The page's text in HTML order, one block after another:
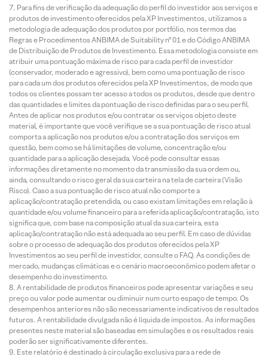
Para fins de verificação da adequação do perfil do investidor aos serviços e
produtos de investimento oferecidos pela XP Investimentos, utilizamos a
metodologia de adequação dos produtos por portfólio, nos termos das
Regras e Procedimentos ANBIMA de Suitability nº 01 e do Código ANBIMA
de Distribuição de Produtos de Investimento. Essa metodologia consiste em
atribuir uma pontuação máxima de risco para cada perfil de investidor
(conservador, moderado e agressivo), bem como uma pontuação de risco
para cada um dos produtos oferecidos pela XP Investimentos, de modo que
todos os clientes possam ter acesso a todos os produtos, desde que dentro
das quantidades e limites da pontuação de risco definidas para o seu perfil.
Antes de aplicar nos produtos e/ou contratar os serviços objeto deste
material, é importante que você verifique se a sua pontuação de risco atual
comporta a aplicação nos produtos e/ou a contratação dos serviços em
questão, bem como se há limitações de volume, concentração e/ou
quantidade para a aplicação desejada. Você pode consultar essas
informações diretamente no momento da transmissão da sua ordem ou,
ainda, consultando o risco geral da sua carteira na tela de carteira (Visão
Risco). Caso a sua pontuação de risco atual não comporte a
aplicação/contratação pretendida, ou caso existam limitações em relação à
quantidade e/ou volume financeiro para a referida aplicação/contratação, isto
significa que, com base na composição atual da sua carteira, esta
aplicação/contratação não está adequada ao seu perfil. Em caso de dúvidas
sobre o processo de adequação dos produtos oferecidos pela XP
Investimentos ao seu perfil de investidor, consulte o FAQ. As condições de
mercado, mudanças climáticas e o cenário macroeconômico podem afetar o
desempenho do investimento.
A rentabilidade de produtos financeiros pode apresentar variações e seu
preço ou valor pode aumentar ou diminuir num curto espaço de tempo. Os
desempenhos anteriores não são necessariamente indicativos de resultados
futuros. A rentabilidade divulgada não é líquida de impostos. As informações
presentes neste material são baseadas em simulações e os resultados reais
poderão ser significativamente diferentes.
Este relatório é destinado à circulação exclusiva para a rede de